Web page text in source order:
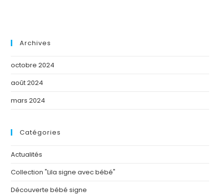
Archives
octobre 2024
août 2024
mars 2024
Catégories
Actualités
Collection "Lila signe avec bébé"
Découverte bébé signe